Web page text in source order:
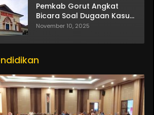
Pemkab Gorut Angkat
Bicara Soal Dugaan Kasus
Asusila Oknum ASN
November 10, 2025